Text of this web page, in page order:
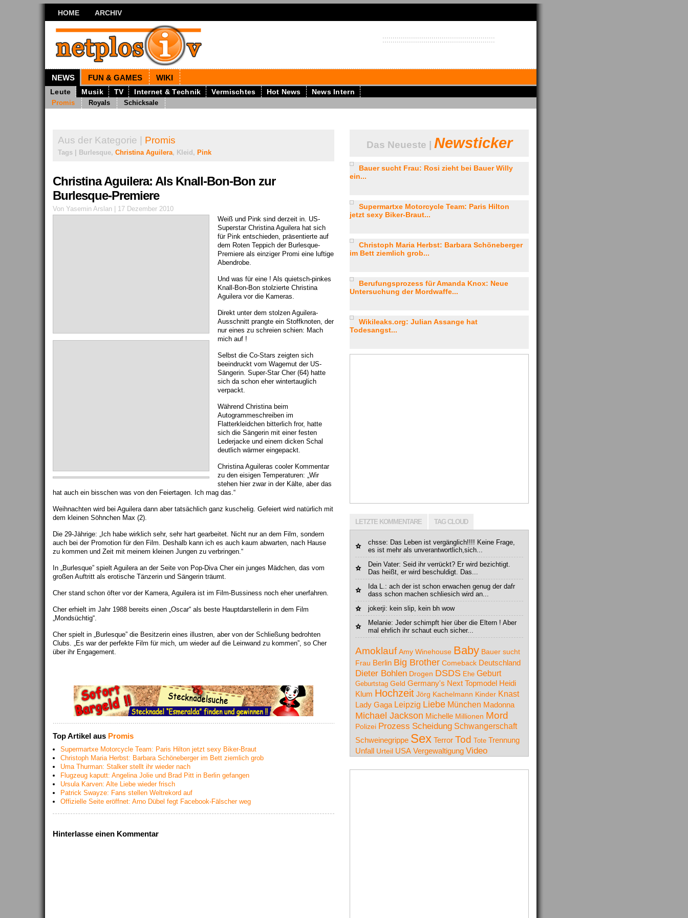
HOME ARCHIV
NEWS FUN & GAMES WIKI
Leute Musik TV Internet & Technik Vermischtes Hot News News Intern
Promis Royals Schicksale
Aus der Kategorie | Promis
Tags | Burlesque, Christina Aguilera, Kleid, Pink
Christina Aguilera: Als Knall-Bon-Bon zur
Burlesque-Premiere
Von Yasemin Arslan | 17 Dezember 2010
Weiß und Pink sind derzeit in. US-
Superstar Christina Aguilera hat sich
für Pink entschieden, präsentierte auf
dem Roten Teppich der Burlesque-
Premiere als einziger Promi eine luftige
Abendrobe.
Und was für eine ! Als quietsch-pinkes
Knall-Bon-Bon stolzierte Christina
Aguilera vor die Kameras.
Direkt unter dem stolzen Aguilera-
Ausschnitt prangte ein Stoffknoten, der
nur eines zu schreien schien: Mach
mich auf !
Selbst die Co-Stars zeigten sich
beeindruckt vom Wagemut der US-
Sängerin. Super-Star Cher (64) hatte
sich da schon eher wintertauglich
verpackt.
Während Christina beim
Autogrammeschreiben im
Flatterkleidchen bitterlich fror, hatte
sich die Sängerin mit einer festen
Lederjacke und einem dicken Schal
deutlich wärmer eingepackt.
Christina Aguileras cooler Kommentar
zu den eisigen Temperaturen: „Wir
stehen hier zwar in der Kälte, aber das
hat auch ein bisschen was von den Feiertagen. Ich mag das.“
Weihnachten wird bei Aguilera dann aber tatsächlich ganz kuschelig. Gefeiert wird natürlich mit
dem kleinen Söhnchen Max (2).
Die 29-Jährige: „Ich habe wirklich sehr, sehr hart gearbeitet. Nicht nur an dem Film, sondern
auch bei der Promotion für den Film. Deshalb kann ich es auch kaum abwarten, nach Hause
zu kommen und Zeit mit meinem kleinen Jungen zu verbringen.“
In „Burlesque” spielt Aguilera an der Seite von Pop-Diva Cher ein junges Mädchen, das vom
großen Auftritt als erotische Tänzerin und Sängerin träumt.
Cher stand schon öfter vor der Kamera, Aguilera ist im Film-Bussiness noch eher unerfahren.
Cher erhielt im Jahr 1988 bereits einen „Oscar“ als beste Hauptdarstellerin in dem Film
„Mondsüchtig“.
Cher spielt in „Burlesque” die Besitzerin eines illustren, aber von der Schließung bedrohten
Clubs. „Es war der perfekte Film für mich, um wieder auf die Leinwand zu kommen”, so Cher
über ihr Engagement.
Top Artikel aus Promis
Supermartxe Motorcycle Team: Paris Hilton jetzt sexy Biker-Braut
Christoph Maria Herbst: Barbara Schöneberger im Bett ziemlich grob
Uma Thurman: Stalker stellt ihr wieder nach
Flugzeug kaputt: Angelina Jolie und Brad Pitt in Berlin gefangen
Ursula Karven: Alte Liebe wieder frisch
Patrick Swayze: Fans stellen Weltrekord auf
Offizielle Seite eröffnet: Arno Dübel fegt Facebook-Fälscher weg
Hinterlasse einen Kommentar
Das Neueste | Newsticker
Bauer sucht Frau: Rosi zieht bei Bauer Willy
ein...
Supermartxe Motorcycle Team: Paris Hilton
jetzt sexy Biker-Braut...
Christoph Maria Herbst: Barbara Schöneberger
im Bett ziemlich grob...
Berufungsprozess für Amanda Knox: Neue
Untersuchung der Mordwaffe...
Wikileaks.org: Julian Assange hat
Todesangst...
LETZTE KOMMENTARE TAG CLOUD
chsse: Das Leben ist vergänglich!!!! Keine Frage,
es ist mehr als unverantwortlich,sich...
Dein Vater: Seid ihr verrückt? Er wird bezichtigt.
Das heißt, er wird beschuldigt. Das...
Ida L.: ach der ist schon erwachen genug der dafr
dass schon machen schliesich wird an...
jokerji: kein slip, kein bh wow
Melanie: Jeder schimpft hier über die Eltern ! Aber
mal ehrlich ihr schaut euch sicher...
Amoklauf Amy Winehouse Baby Bauer sucht
Frau Berlin Big Brother Comeback Deutschland
Dieter Bohlen Drogen DSDS Ehe Geburt
Geburtstag Geld Germany's Next Topmodel Heidi
Klum Hochzeit Jörg Kachelmann Kinder Knast
Lady Gaga Leipzig Liebe München Madonna
Michael Jackson Michelle Millionen Mord
Polizei Prozess Scheidung Schwangerschaft
Schweinegrippe Sex Terror Tod Tote Trennung
Unfall Urteil USA Vergewaltigung Video